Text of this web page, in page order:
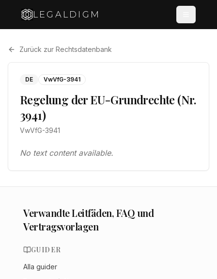
LEGALDIGM
Zurück zur Rechtsdatenbank
DE VwVfG-3941
Regelung der EU-Grundrechte (Nr.
3941)
VwVfG-3941
No text content available.
Verwandte Leitfäden, FAQ und
Vertragsvorlagen
GUIDER
Alla guider